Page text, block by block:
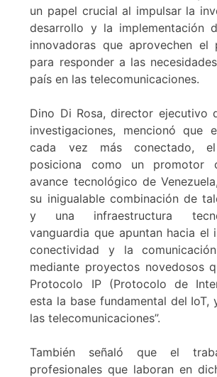
un papel crucial al impulsar la
desarrollo y la implementación
innovadoras que aprovechen el
para responder a las
país en las telecomunicaciones.
Dino Di Rosa, director ejecutivo
investigaciones, mencionó que
cada vez más conectado,
posiciona como un promotor
avance tecnológico de
su inigualable combinación de
y una infraestructura
vanguardia que apuntan hacia el
conectividad y la
mediante proyectos novedosos
Protocolo IP (Protocolo de
esta la base fundamental del IoT,
las telecomunicaciones”.
También señaló que el
profesionales que laboran en